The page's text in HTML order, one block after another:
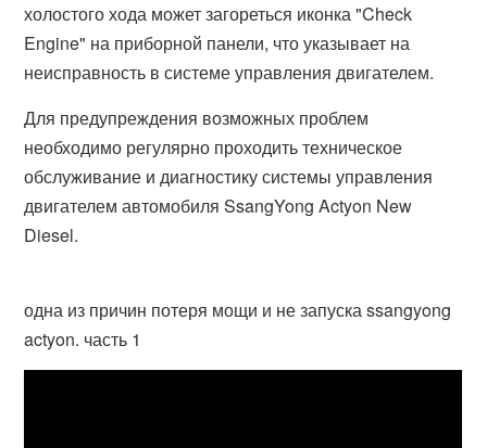
холостого хода может загореться иконка "Check
Engine" на приборной панели, что указывает на
неисправность в системе управления двигателем.
Для предупреждения возможных проблем
необходимо регулярно проходить техническое
обслуживание и диагностику системы управления
двигателем автомобиля SsangYong Actyon New
Diesel.
одна из причин потеря мощи и не запуска ssangyong
actyon. часть 1